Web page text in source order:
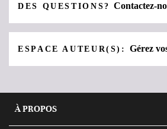
DES QUESTIONS?Contactez-
ESPACE AUTEUR(S):Gérez
À PROPOS